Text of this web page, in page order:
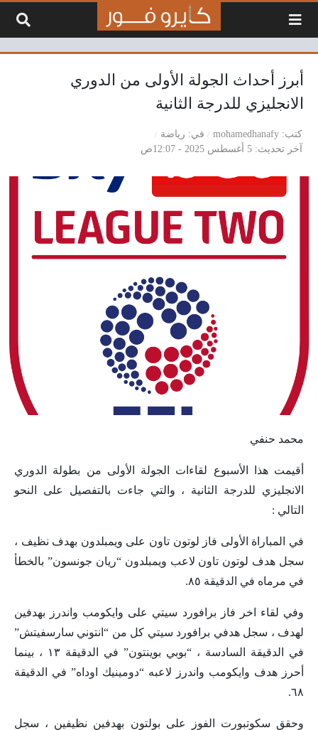
أبرز أحداث الجولة الأولى من الدوري
الانجليزي للدرجة الثانية
كتب mohamedhanafy في
رياضة
آخر تحديث 5 أغسطس 2025 - 12:07ص
محمد حنفي
أقيمت هذا الأسبوع لقاءات الجولة الأولى من بطولة الدوري
الانجليزي للدرجة الثانية ، والتي جاءت بالتفصيل على النحو
التالي :
في المباراة الأولى فاز لوتون تاون على ويمبلدون بهدف نظيف ،
سجل هدف لوتون تاون لاعب ويمبلدون “ريان جونسون” بالخطأ
في مرماه في الدقيقة ٨٥.
وفي لقاء اخر فاز برافورد سيتي على وايكومب واندرز بهدفين
لهدف ، سجل هدفي برافورد سيتي كل من “انتوني سارسفيتش”
في الدقيقة السادسة ، “بوبي بوينتون” في الدقيقة ١٣ ، بينما
أحرز هدف وايكومب واندرز لاعبه “دومينيك اوداه” في الدقيقة
٦٨.
وحقق سكوتبورت الفوز على بولتون بهدفين نظيفين ، سجل